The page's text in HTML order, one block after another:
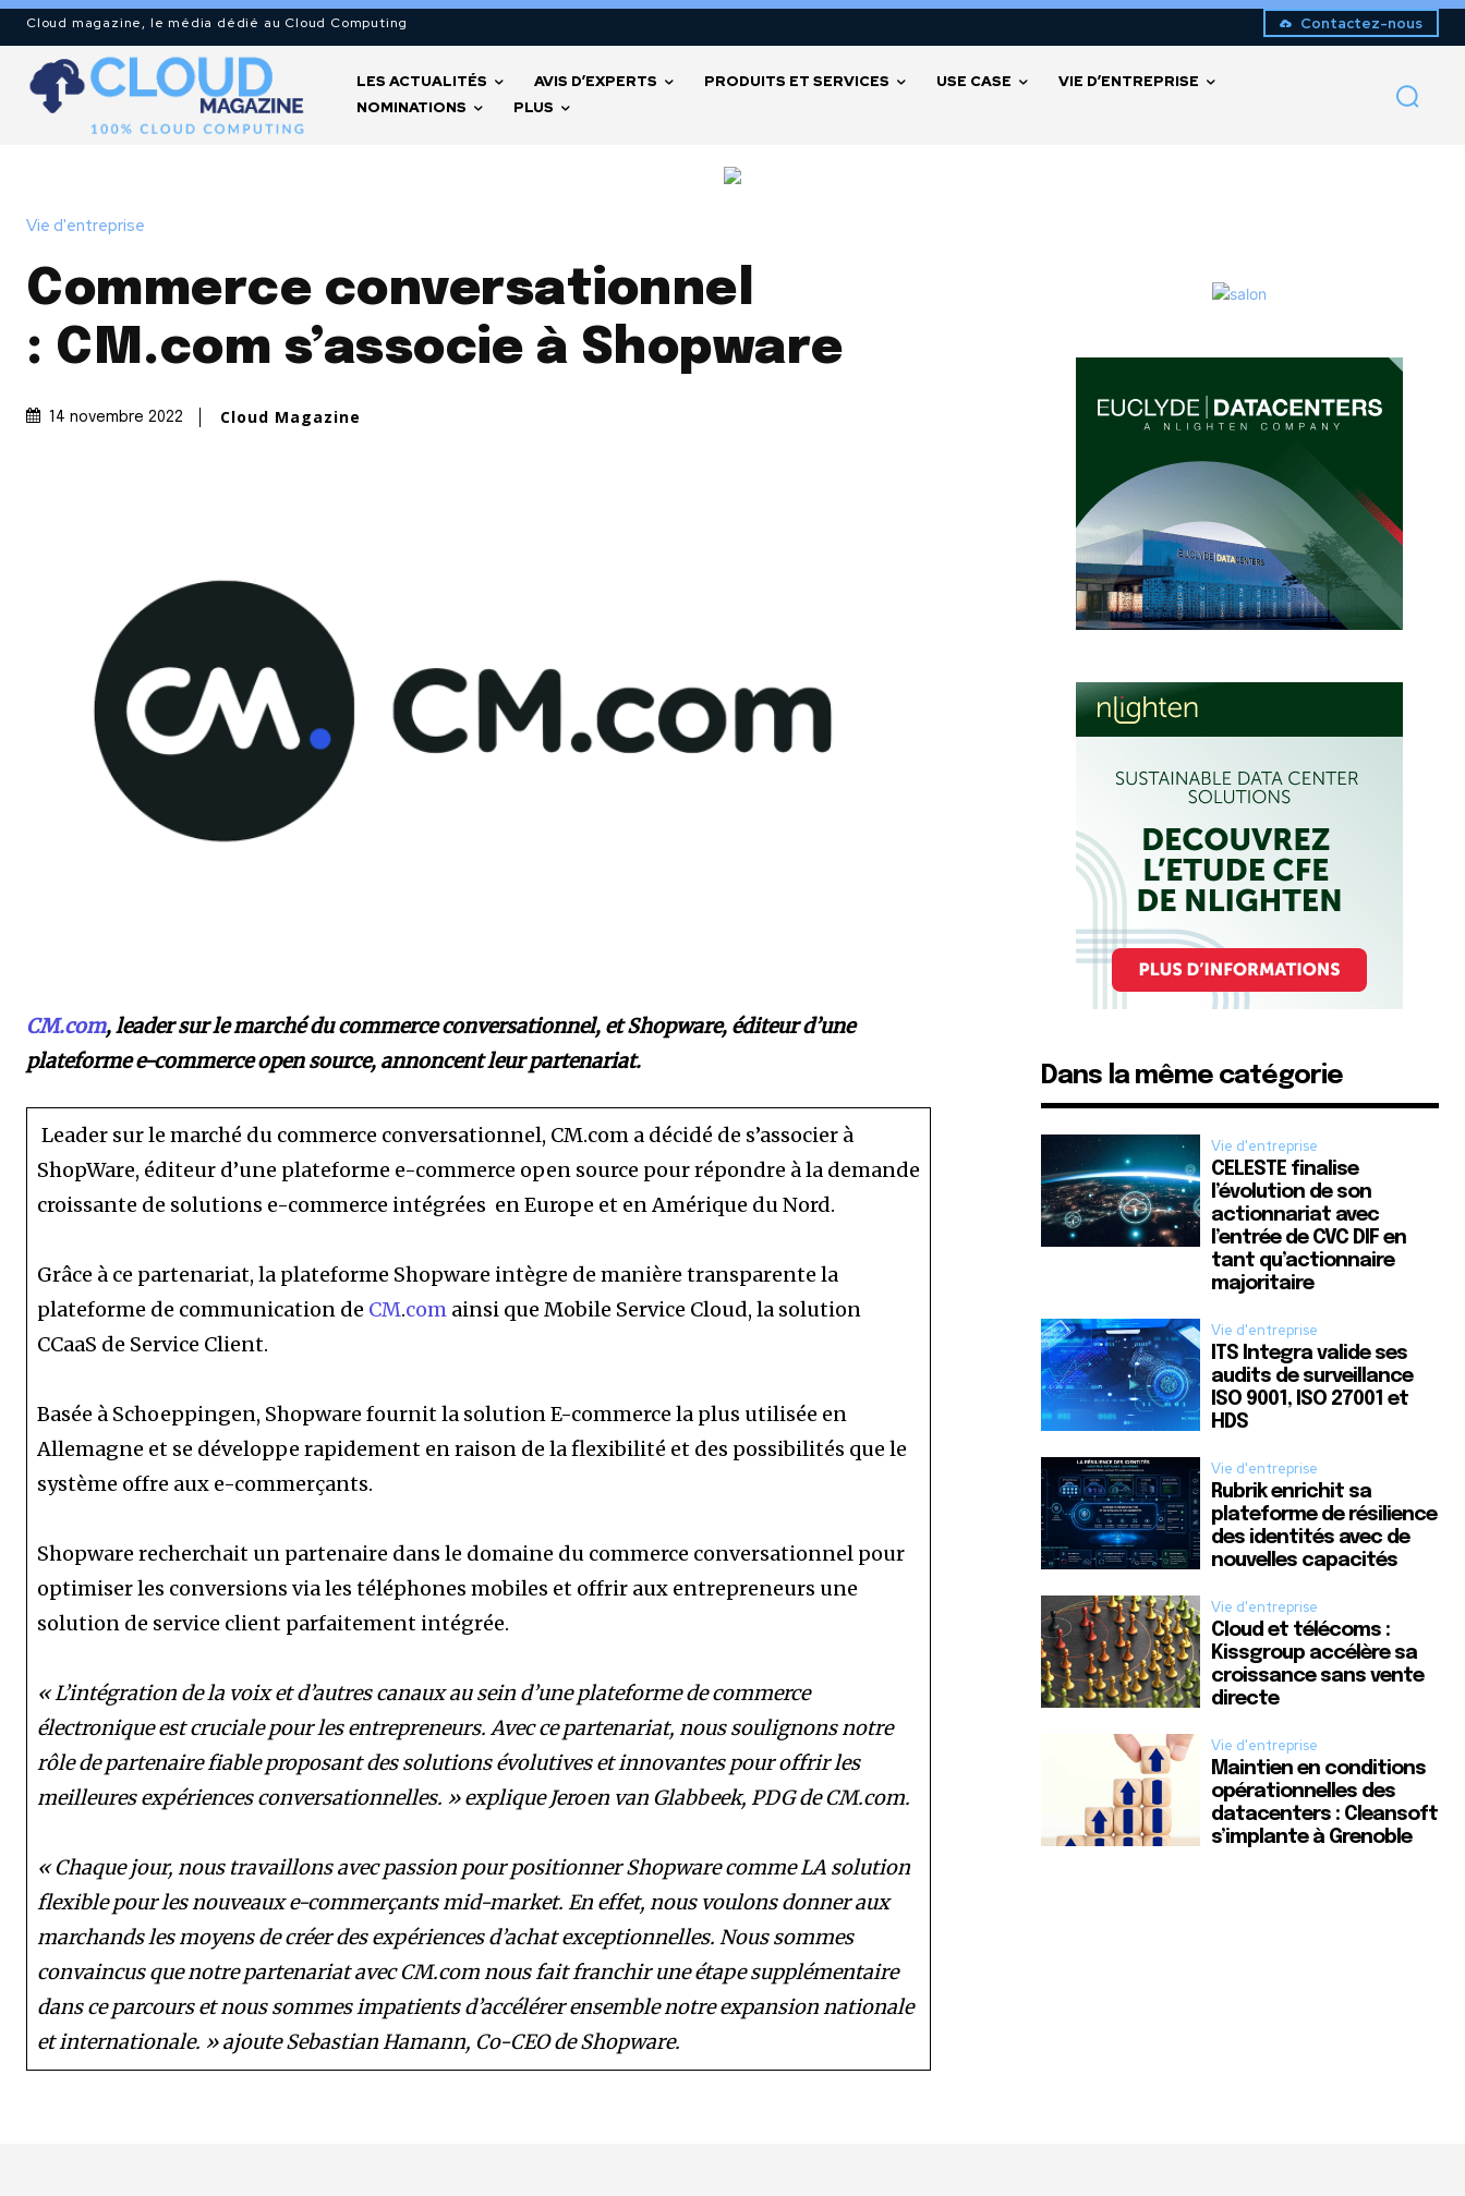
Cloud magazine, le média dédié au Cloud Computing Contactez-nous
LES ACTUALITÉS AVIS D’EXPERTS PRODUITS ET SERVICES USE CASE
VIE D’ENTREPRISE
NOMINATIONS
PLUS
Vie d'entreprise
Commerce conversationnel
: CM.com s’associe à Shopware
14 novembre 2022 Cloud Magazine
CM.com, leader sur le marché du commerce conversationnel, et Shopware, éditeur d’une
plateforme e-commerce open source, annoncent leur partenariat.
Leader sur le marché du commerce conversationnel, CM.com a décidé de s’associer à
ShopWare, éditeur d’une plateforme e-commerce open source pour répondre à la demande
croissante de solutions e-commerce intégrées en Europe et en Amérique du Nord.
Grâce à ce partenariat, la plateforme Shopware intègre de manière transparente la
plateforme de communication de CM.com ainsi que Mobile Service Cloud, la solution
CCaaS de Service Client.
Basée à Schoeppingen, Shopware fournit la solution E-commerce la plus utilisée en
Allemagne et se développe rapidement en raison de la flexibilité et des possibilités que le
système offre aux e-commerçants.
Shopware recherchait un partenaire dans le domaine du commerce conversationnel pour
optimiser les conversions via les téléphones mobiles et offrir aux entrepreneurs une
solution de service client parfaitement intégrée.
« L’intégration de la voix et d’autres canaux au sein d’une plateforme de commerce
électronique est cruciale pour les entrepreneurs. Avec ce partenariat, nous soulignons notre
rôle de partenaire fiable proposant des solutions évolutives et innovantes pour offrir les
meilleures expériences conversationnelles. » explique Jeroen van Glabbeek, PDG de CM.com.
« Chaque jour, nous travaillons avec passion pour positionner Shopware comme LA solution
flexible pour les nouveaux e-commerçants mid-market. En effet, nous voulons donner aux
marchands les moyens de créer des expériences d’achat exceptionnelles. Nous sommes
convaincus que notre partenariat avec CM.com nous fait franchir une étape supplémentaire
dans ce parcours et nous sommes impatients d’accélérer ensemble notre expansion nationale
et internationale. » ajoute Sebastian Hamann, Co-CEO de Shopware.
Dans la même catégorie
Vie d'entreprise
CELESTE finalise
l’évolution de son
actionnariat avec
l’entrée de CVC DIF en
tant qu’actionnaire
majoritaire
Vie d'entreprise
ITS Integra valide ses
audits de surveillance
ISO 9001, ISO 27001 et
HDS
Vie d'entreprise
Rubrik enrichit sa
plateforme de résilience
des identités avec de
nouvelles capacités
Vie d'entreprise
Cloud et télécoms :
Kissgroup accélère sa
croissance sans vente
directe
Vie d'entreprise
Maintien en conditions
opérationnelles des
datacenters : Cleansoft
s’implante à Grenoble